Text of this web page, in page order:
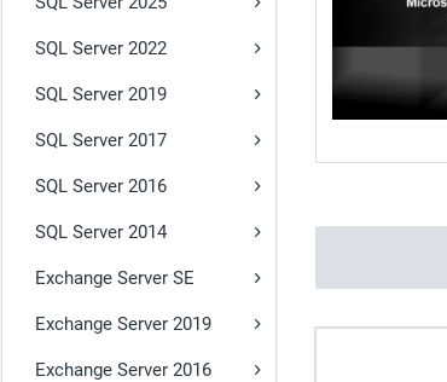
SQL Server 2022
SQL Server 2019
SQL Server 2017
SQL Server 2016
SQL Server 2014
Exchange Server SE
Exchange Server 2019
Exchange Server 2016